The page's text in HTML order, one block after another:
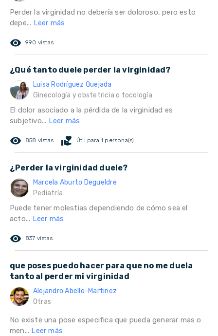
Perder la virginidad no debería ser doloroso, pero esto
depe... Leer más
remove_red_eye 990 vistas
¿Qué tanto duele perder la virginidad?
Luisa Rodríguez Quejada
Ginecología y obstetricia o tocología
El dolor asociado a la pérdida de la virginidad es
subjetivo... Leer más
remove_red_eye 858 vistas volunteer_activism Útil para 1 persona(s)
¿Perder la virginidad duele?
Marcela Aburto Degueldre
Pediatría
Puede tener molestias dependiendo de cómo sea el
acto... Leer más
remove_red_eye 837 vistas
que poses puedo hacer para que no me duela
tanto al perder mi virginidad
Alejandro Abello-Martinez
Otras
No existe una pose especifica que pueda generar mas o
men... Leer más